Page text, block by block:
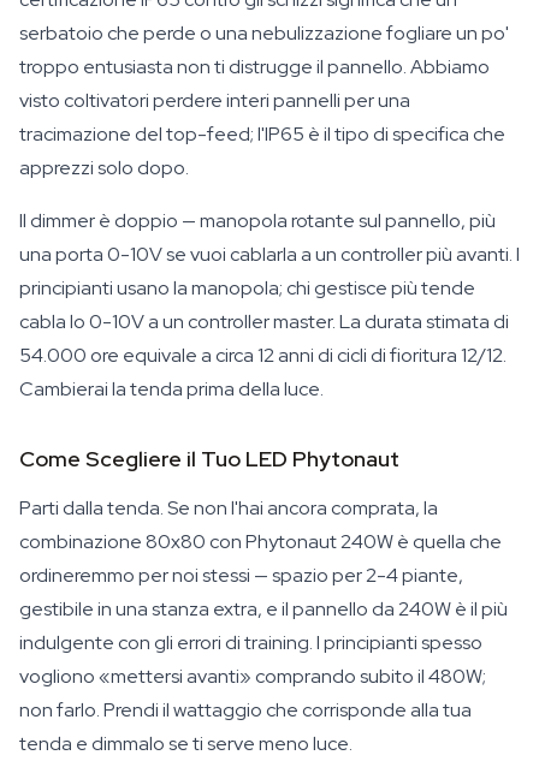
serbatoio che perde o una nebulizzazione fogliare un po'
troppo entusiasta non ti distrugge il pannello. Abbiamo
visto coltivatori perdere interi pannelli per una
tracimazione del top-feed; l'IP65 è il tipo di specifica che
apprezzi solo dopo.
Il dimmer è doppio — manopola rotante sul pannello, più
una porta 0-10V se vuoi cablarla a un controller più avanti. I
principianti usano la manopola; chi gestisce più tende
cabla lo 0-10V a un controller master. La durata stimata di
54.000 ore equivale a circa 12 anni di cicli di fioritura 12/12.
Cambierai la tenda prima della luce.
Come Scegliere il Tuo LED Phytonaut
Parti dalla tenda. Se non l'hai ancora comprata, la
combinazione 80x80 con Phytonaut 240W è quella che
ordineremmo per noi stessi — spazio per 2-4 piante,
gestibile in una stanza extra, e il pannello da 240W è il più
indulgente con gli errori di training. I principianti spesso
vogliono «mettersi avanti» comprando subito il 480W;
non farlo. Prendi il wattaggio che corrisponde alla tua
tenda e dimmalo se ti serve meno luce.